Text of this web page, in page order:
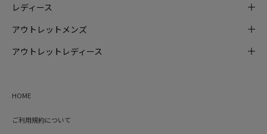
レディース
アウトレットメンズ
アウトレットレディース
HOME
ご利用規約について